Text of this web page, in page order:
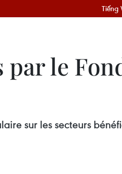
Tiếng
par le
sur les secteurs